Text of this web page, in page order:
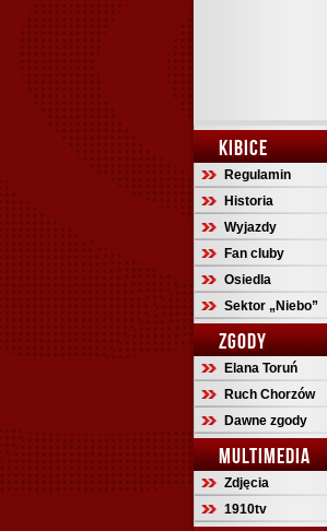
KIBICE
Regulamin
Historia
Wyjazdy
Fan cluby
Osiedla
Sektor „Niebo”
ZGODY
Elana Toruń
Ruch Chorzów
Dawne zgody
MULTIMEDIA
Zdjęcia
1910tv